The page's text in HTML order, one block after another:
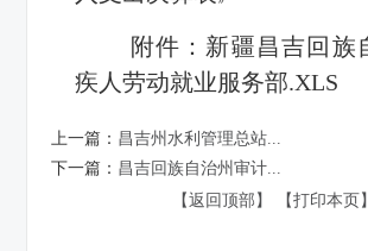
附件： 新疆昌吉回族
疾人劳动就业服务部.XLS
上一篇： 昌吉州水利管理总站...
下一篇： 昌吉回族自治州审计...
【返回顶部】
【打印本页】